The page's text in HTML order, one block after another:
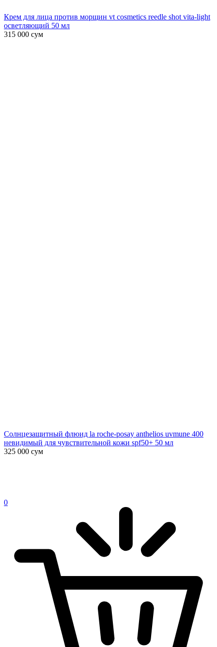
Крем для лица против морщин vt cosmetics reedle shot vita-light
осветляющий 50 мл
315 000 сум
Солнцезащитный флюид la roche-posay anthelios uvmune 400
невидимый для чувствительной кожи spf50+ 50 мл
325 000 сум
0